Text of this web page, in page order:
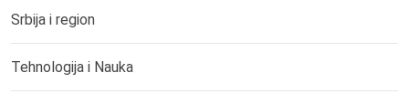
Srbija i region
Tehnologija i Nauka